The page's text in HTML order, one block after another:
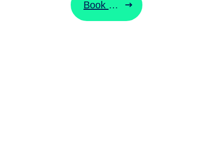
Book din næste tur til Fanø